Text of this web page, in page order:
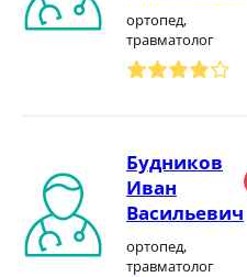
ортопед,
травматолог
Будников
Иван
Васильевич
ортопед,
травматолог